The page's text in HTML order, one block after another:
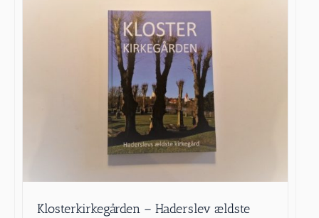
Klosterkirkegården – Haderslev ældste